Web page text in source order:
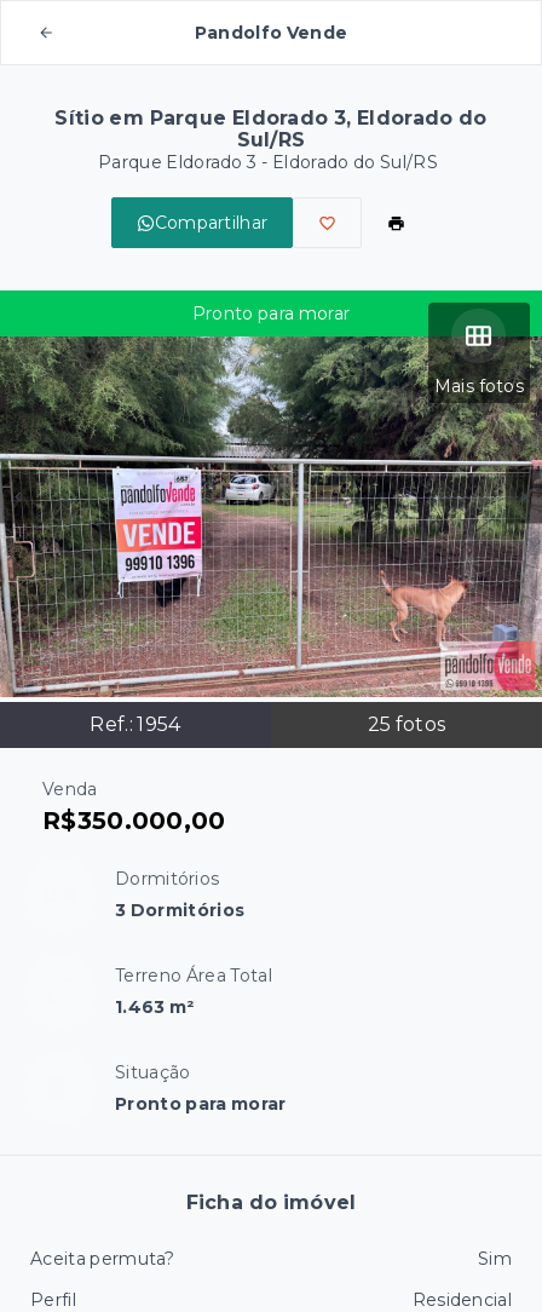
Pandolfo Vende
Sítio em Parque Eldorado 3, Eldorado do
Sul/RS
Parque Eldorado 3 - Eldorado do Sul/RS
Compartilhar
Mais fotos
Ref.:1954 25 fotos
Pronto para morar
Venda
R$350.000,00
Dormitórios
3 Dormitórios
Terreno Área Total
1.463 m²
Situação
Pronto para morar
Ficha do imóvel
Aceita permuta?
Sim
Perfil
Residencial